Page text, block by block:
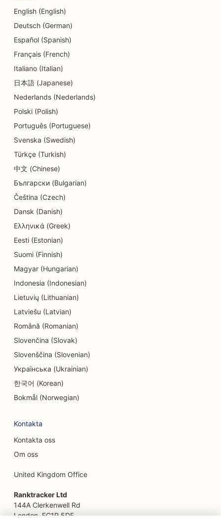
SEO för dansstudios
SEO för Dermabrasionstjänster
SEO för tandläkarmottagningar
SEO för detaljhandelsbutiker
SEO för matgäster
SEO för utbildnings- och barnomsorgstjänster
SEO för donutbutiker
SEO för kemtvättar
SEO för elektriker
SEO för ingenjörsbyråer
SEO för endodontister
SEO för Escape Rooms
EO för etniska restauranger
SEO för restauranger från jord till bord
SEO för Facelift-tjänster
SEO för snabbmatsrestauranger
SEO för blomsterhandlare
SEO för restauranger med god mat
SEO för finansiella tjänster
SEO för franska konditorier
SEO för food trucks
English (English)
Deutsch (German)
Español (Spanish)
Français (French)
Italiano (Italian)
日本語 (Japanese)
Nederlands (Nederlands)
Polski (Polish)
Português (Portuguese)
Svenska (Swedish)
Türkçe (Turkish)
中文 (Chinese)
Български (Bulgarian)
Čeština (Czech)
Dansk (Danish)
Ελληνικά (Greek)
Eesti (Estonian)
Suomi (Finnish)
Magyar (Hungarian)
Indonesia (Indonesian)
Lietuvių (Lithuanian)
Latviešu (Latvian)
Română (Romanian)
Slovenčina (Slovak)
Slovenščina (Slovenian)
Українська (Ukrainian)
한국어 (Korean)
Bokmål (Norwegian)
Kontakta
Kontakta oss
Om oss
United Kingdom Office
Ranktracker Ltd
144A Clerkenwell Rd
London, EC1R 5DF